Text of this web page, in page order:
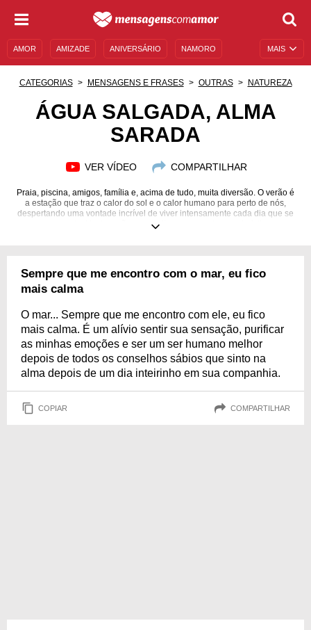
MAIS
AMOR AMIZADE ANIVERSÁRIO NAMORO
UNIVERSO FEMININO
MENSAGENS DE ANIVERSÁRIO
CATEGORIAS MENSAGENS E FRASES OUTRAS NATUREZA
ÁGUA SALGADA, ALMA
SARADA
VER VÍDEO COMPARTILHAR
Praia, piscina, amigos, família e, acima de tudo, muita diversão. O verão é
a estação que traz o calor do sol e o calor humano para perto de nós,
despertando uma vontade incrível de viver intensamente cada dia que se
apresenta. Neste verão, aproveite os momentos e seja feliz.
Sempre que me encontro com o mar, eu fico
mais calma
O mar... Sempre que me encontro com ele, eu fico
mais calma. É um alívio sentir sua sensação, purificar
as minhas emoções e ser um ser humano melhor
depois de todos os conselhos sábios que sinto na
alma depois de um dia inteirinho em sua companhia.
COPIAR COMPARTILHAR